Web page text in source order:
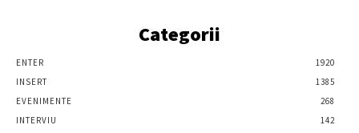
Categorii
ENTER
1920
INSERT
1385
EVENIMENTE
268
INTERVIU
142